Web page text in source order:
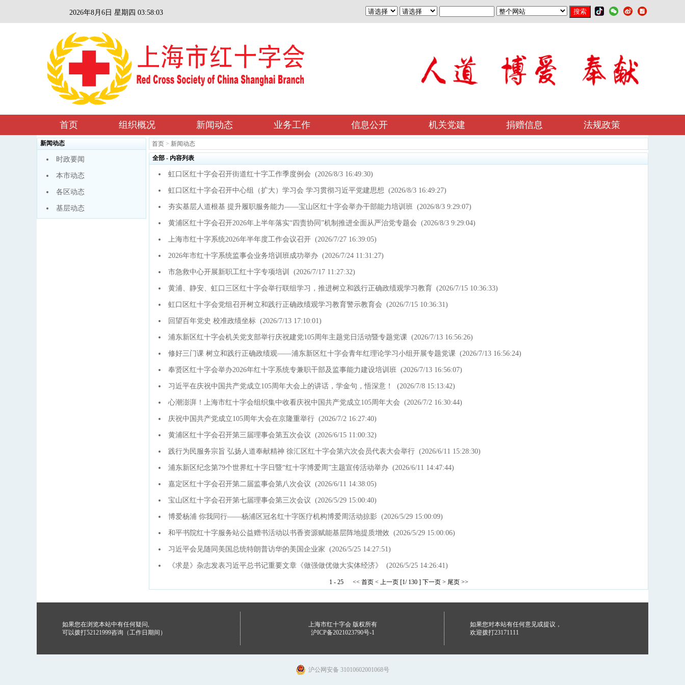
2026年8月6日 星期四 03:58:04
首页 组织概况 新闻动态 业务工作 信息公开 机关党建 捐赠信息 法规政策
新闻动态
时政要闻
本市动态
各区动态
基层动态
首页 > 新闻动态
全部 - 内容列表
虹口区红十字会召开街道红十字工作季度例会 (2026/8/3 16:49:30)
虹口区红十字会召开中心组（扩大）学习会 学习贯彻习近平党建思想 (2026/8/3 16:49:27)
夯实基层人道根基 提升履职服务能力——宝山区红十字会举办干部能力培训班 (2026/8/3 9:29:07)
黄浦区红十字会召开2026年上半年落实“四责协同”机制推进全面从严治党专题会 (2026/8/3 9:29:04)
上海市红十字系统2026年半年度工作会议召开 (2026/7/27 16:39:05)
2026年市红十字系统监事会业务培训班成功举办 (2026/7/24 11:31:27)
市急救中心开展新职工红十字专项培训 (2026/7/17 11:27:32)
黄浦、静安、虹口三区红十字会举行联组学习，推进树立和践行正确政绩观学习教育 (2026/7/15 10:36:33)
虹口区红十字会党组召开树立和践行正确政绩观学习教育警示教育会 (2026/7/15 10:36:31)
回望百年党史 校准政绩坐标 (2026/7/13 17:10:01)
浦东新区红十字会机关党支部举行庆祝建党105周年主题党日活动暨专题党课 (2026/7/13 16:56:26)
修好三门课 树立和践行正确政绩观——浦东新区红十字会青年红理论学习小组开展专题党课 (2026/7/13 16:56:24)
奉贤区红十字会举办2026年红十字系统专兼职干部及监事能力建设培训班 (2026/7/13 16:56:07)
习近平在庆祝中国共产党成立105周年大会上的讲话，学金句，悟深意！ (2026/7/8 15:13:42)
心潮澎湃！上海市红十字会组织集中收看庆祝中国共产党成立105周年大会 (2026/7/2 16:30:44)
庆祝中国共产党成立105周年大会在京隆重举行 (2026/7/2 16:27:40)
黄浦区红十字会召开第三届理事会第五次会议 (2026/6/15 11:00:32)
践行为民服务宗旨 弘扬人道奉献精神 徐汇区红十字会第六次会员代表大会举行 (2026/6/11 15:28:30)
浦东新区纪念第79个世界红十字日暨“红十字博爱周”主题宣传活动举办 (2026/6/11 14:47:44)
嘉定区红十字会召开第二届监事会第八次会议 (2026/6/11 14:38:05)
宝山区红十字会召开第七届理事会第三次会议 (2026/5/29 15:00:40)
博爱杨浦 你我同行——杨浦区冠名红十字医疗机构博爱周活动掠影 (2026/5/29 15:00:09)
和平书院红十字服务站公益赠书活动以书香资源赋能基层阵地提质增效 (2026/5/29 15:00:06)
习近平会见随同美国总统特朗普访华的美国企业家 (2026/5/25 14:27:51)
《求是》杂志发表习近平总书记重要文章《做强做优做大实体经济》 (2026/5/25 14:26:41)
1 - 25 << 首页 < 上一页[1/ 130 ] 下一页 > 尾页 >>
如果您在浏览本站中有任何疑问,
可以拨打52121999咨询（工作日期间）
上海市红十字会 版权所有
沪ICP备2021023790号-1
如果您对本站有任何意见或提议，
欢迎拨打23171111
沪公网安备 31010602001068号